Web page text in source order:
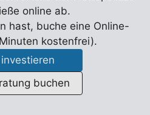
online ab.
hast, buche eine Online-
kostenfrei).
buchen